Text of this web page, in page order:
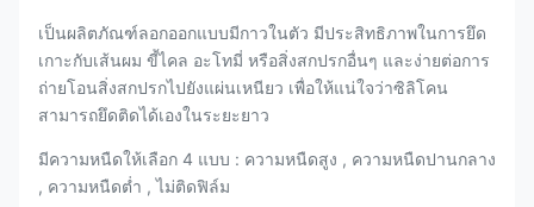
เป็นผลิตภัณฑ์ลอกออกแบบมีกาวในตัว มีประสิทธิภาพในการยึด
เกาะกับเส้นผม ขี้ไคล อะโทมี่ หรือสิ่งสกปรกอื่นๆ และง่ายต่อการ
ถ่ายโอนสิ่งสกปรกไปยังแผ่นเหนียว เพื่อให้แน่ใจว่าซิลิโคน
สามารถยึดติดได้เองในระยะยาว
มีความหนืดให้เลือก 4 แบบ : ความหนืดสูง , ความหนืดปานกลาง
, ความหนืดต่ำ , ไม่ติดฟิล์ม